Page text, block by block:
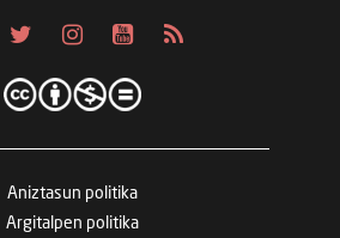
Aniztasun politika
Argitalpen politika